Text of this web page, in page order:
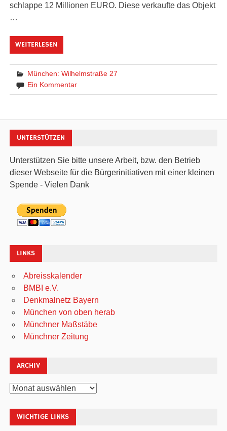
schlappe 12 Millionen EURO. Diese verkaufte das Objekt
…
WEITERLESEN
München: Wilhelmstraße 27
Ein Kommentar
UNTERSTÜTZEN
Unterstützen Sie bitte unsere Arbeit, bzw. den Betrieb
dieser Webseite für die Bürgerinitiativen mit einer kleinen
Spende - Vielen Dank
LINKS
Abreisskalender
BMBI e.V.
Denkmalnetz Bayern
München von oben herab
Münchner Maßstäbe
Münchner Zeitung
ARCHIV
Archiv
WICHTIGE LINKS